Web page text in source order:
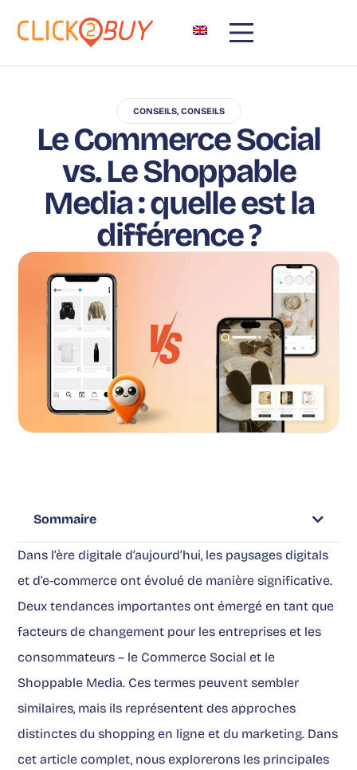
CONSEILS, CONSEILS
Le Commerce Social
vs. Le Shoppable
Media : quelle est la
différence ?
Sommaire
Dans l’ère digitale d’aujourd’hui, les paysages digitals
et d’e-commerce ont évolué de manière significative.
Deux tendances importantes ont émergé en tant que
facteurs de changement pour les entreprises et les
consommateurs – le Commerce Social et le
Shoppable Media. Ces termes peuvent sembler
similaires, mais ils représentent des approches
distinctes du shopping en ligne et du marketing. Dans
cet article complet, nous explorerons les principales